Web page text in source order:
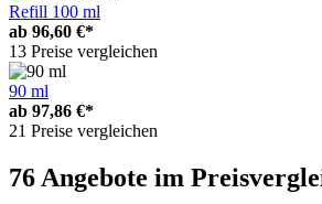
Refill 100 ml
ab 96,60 €*
13 Preise vergleichen
90 ml
ab 97,86 €*
21 Preise vergleichen
76 Angebote im